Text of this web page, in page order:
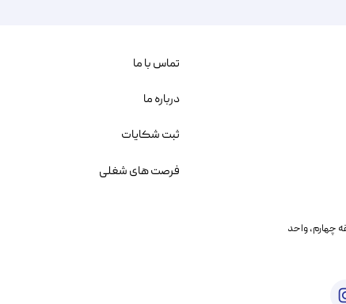
خیابان بنی هاشم پلاک ۲۰۲ ، طبقه چهارم، واحد
تماس با ما
درباره ما
ثبت شکایات
فرصت های شغلی